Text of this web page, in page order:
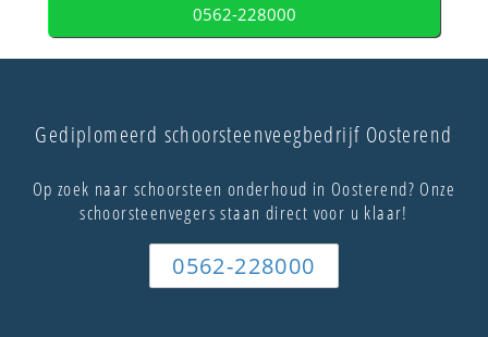
0562-228000
Gediplomeerd schoorsteenveegbedrijf Oosterend
Op zoek naar schoorsteen onderhoud in Oosterend? Onze
schoorsteenvegers staan direct voor u klaar!
0562-228000